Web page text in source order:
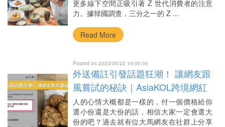
更多線下空間正吸引著 Z 世代消費者的注意
力。據韓國調查，三分之一的 Z ...
Read More
Posted on 2023/05/22 14:00:00
外送備註引發話題狂潮！ 讓網友跟
風嘗試的秘訣｜AsiaKOL跨境網紅
行銷
人的心情大概都是一樣的，付一個價格給你
選小份還是大份的話，相信大家一定會選大
份的吧？過去就有位大馬網友在社群上分享